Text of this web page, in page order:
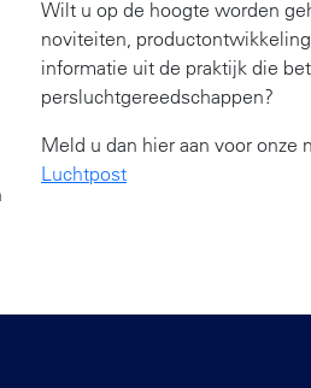
Wilt u op de hoogte worden
noviteiten,
informatie uit de praktijk die
persluchtgereedschappen?
Meld u dan hier aan voor onze
Luchtpost